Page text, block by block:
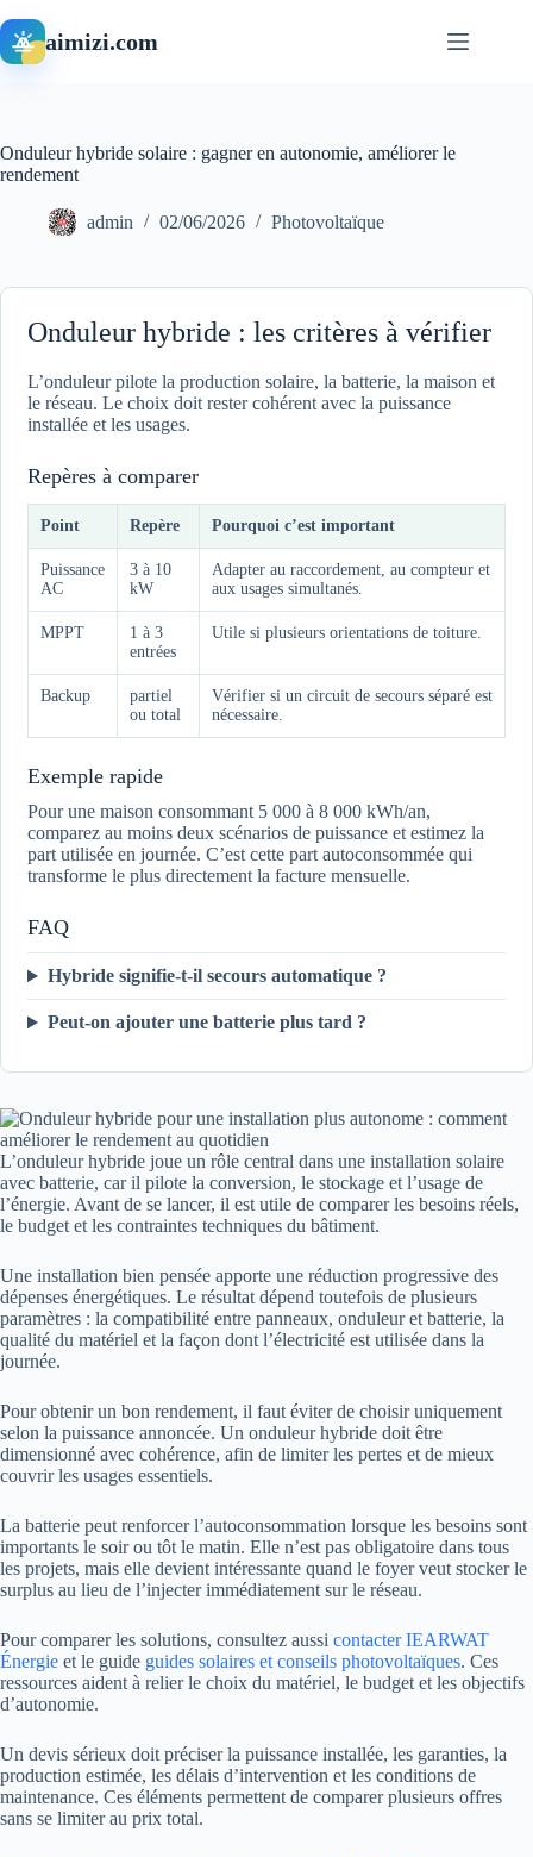
au
contenuaimizi.com
Onduleur hybride solaire : gagner en autonomie, améliorer le
rendement
admin 02/06/2026 Photovoltaïque
Onduleur hybride : les critères à vérifier
L’onduleur pilote la production solaire, la batterie, la maison et
le réseau. Le choix doit rester cohérent avec la puissance
installée et les usages.
Repères à comparer
Point Repère Pourquoi c’est important
Puissance
AC
3 à 10
kW
Adapter au raccordement, au compteur et
aux usages simultanés.
MPPT
1 à 3
entrées
Utile si plusieurs orientations de toiture.
Backup
partiel
ou total
Vérifier si un circuit de secours séparé est
nécessaire.
Exemple rapide
Pour une maison consommant 5 000 à 8 000 kWh/an,
comparez au moins deux scénarios de puissance et estimez la
part utilisée en journée. C’est cette part autoconsommée qui
transforme le plus directement la facture mensuelle.
FAQ
Hybride signifie-t-il secours automatique ?
Peut-on ajouter une batterie plus tard ?
L’onduleur hybride joue un rôle central dans une installation solaire
avec batterie, car il pilote la conversion, le stockage et l’usage de
l’énergie. Avant de se lancer, il est utile de comparer les besoins réels,
le budget et les contraintes techniques du bâtiment.
Une installation bien pensée apporte une réduction progressive des
dépenses énergétiques. Le résultat dépend toutefois de plusieurs
paramètres : la compatibilité entre panneaux, onduleur et batterie, la
qualité du matériel et la façon dont l’électricité est utilisée dans la
journée.
Pour obtenir un bon rendement, il faut éviter de choisir uniquement
selon la puissance annoncée. Un onduleur hybride doit être
dimensionné avec cohérence, afin de limiter les pertes et de mieux
couvrir les usages essentiels.
La batterie peut renforcer l’autoconsommation lorsque les besoins sont
importants le soir ou tôt le matin. Elle n’est pas obligatoire dans tous
les projets, mais elle devient intéressante quand le foyer veut stocker le
surplus au lieu de l’injecter immédiatement sur le réseau.
Pour comparer les solutions, consultez aussi contacter IEARWAT
Énergie et le guide guides solaires et conseils photovoltaïques. Ces
ressources aident à relier le choix du matériel, le budget et les objectifs
d’autonomie.
Un devis sérieux doit préciser la puissance installée, les garanties, la
production estimée, les délais d’intervention et les conditions de
maintenance. Ces éléments permettent de comparer plusieurs offres
sans se limiter au prix total.